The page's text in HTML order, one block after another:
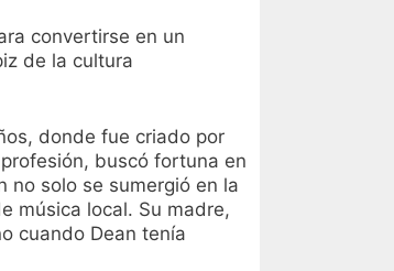
convertirse en un
de la cultura
donde fue criado por
buscó fortuna en
no solo se sumergió en la
música local. Su madre,
cuando Dean tenía